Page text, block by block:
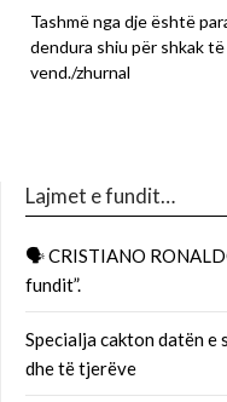
Tashmë nga dje është
dendura shiu për shkak
vend./zhurnal
Lajmet e fundit…
🗣 CRISTIANO
fundit”.
Specialja cakton datën
dhe të tjerëve